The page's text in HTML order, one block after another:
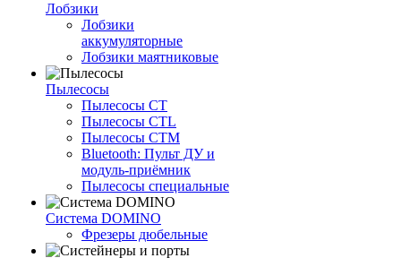
Лобзики
Лобзики
аккумуляторные
Лобзики маятниковые
Пылесосы
Пылесосы CT
Пылесосы CTL
Пылесосы CTM
Bluetooth: Пульт ДУ и
модуль-приёмник
Пылесосы специальные
Система DOMINO
Фрезеры дюбельные